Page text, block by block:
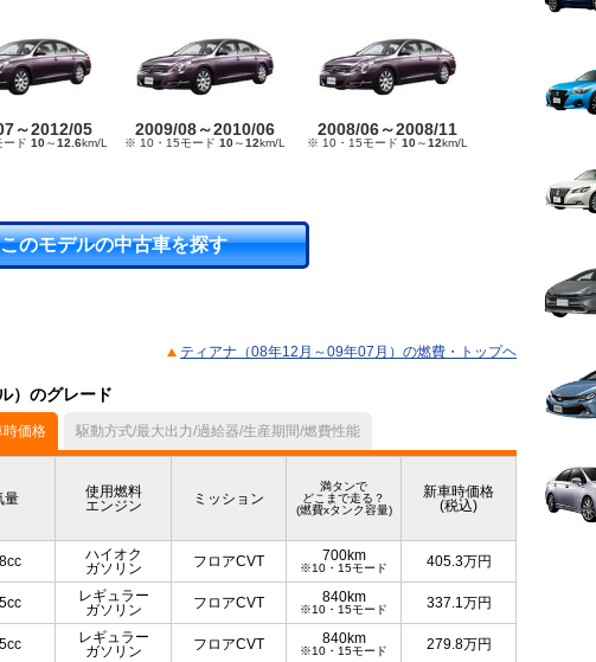
～2012/05
ド 10～12.6km/L
2009/08～2010/06
※ 10・15モード 10～12km/L
2008/06～2008/11
※ 10・15モード 10～12km/L
このモデルの中古車を探す
ティアナ（08年12月～09年07月）の燃費・トップヘ
）のグレード
時価格 駆動方式/最大出力/過給器/生産期間/燃費性能
量
使用燃料
エンジン
ミッション
満タンで
どこまで走る？
(燃費xタンク容量)
新車時価格
(税込)
ハイオク
ガソリン
フロアCVT 700km
※10・15モード 405.3万円
レギュラー
ガソリン
フロアCVT 840km
※10・15モード 337.1万円
レギュラー
ガソリン
フロアCVT 840km
※10・15モード 279.8万円